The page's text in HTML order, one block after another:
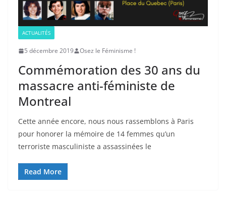
ACTUALITÉS
5 décembre 2019 Osez le Féminisme !
Commémoration des 30 ans du
massacre anti-féministe de
Montreal
Cette année encore, nous nous rassemblons à Paris
pour honorer la mémoire de 14 femmes qu’un
terroriste masculiniste a assassinées le
Read More